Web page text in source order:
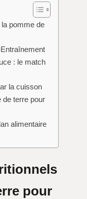
pomme de
: le match
la cuisson
de terre pour
alimentaire
pour